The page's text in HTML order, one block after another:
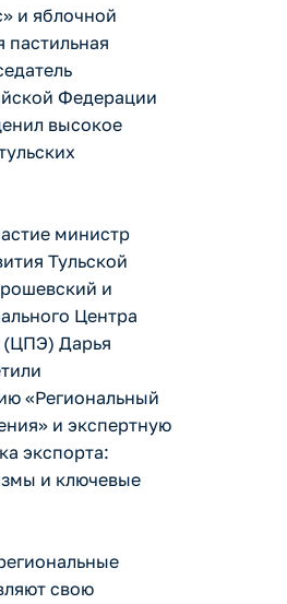
и яблочной
пастильная
Федерации
высокое
министр
Тульской
и
Центра
(ЦПЭ) Дарья
«Региональный
и экспертную
экспорта:
и ключевые
свою